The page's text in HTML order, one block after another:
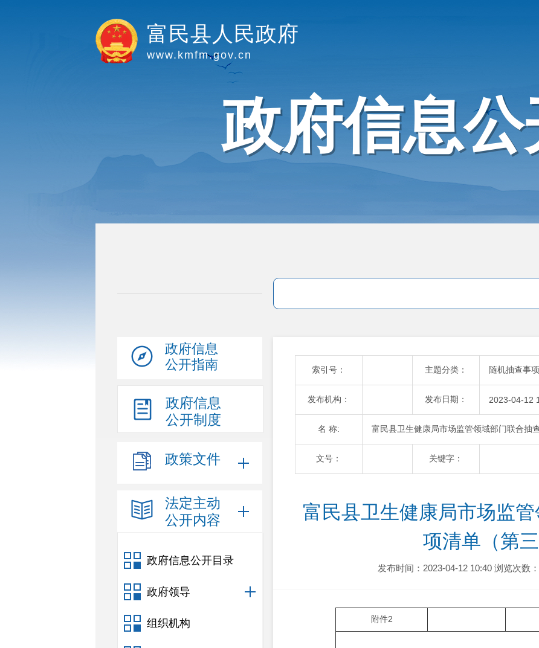
富民县人民政府
www.kmfm.gov.cn
政府信息公
政府信息
公开指南
政府信息
公开制度
政策文件
法定主动
公开内容
政府信息公开目录
政府领导
组织机构
索引号： 主题分类： 随机抽查事
发布机构： 发布日期： 2023-04-12
名 称: 富民县卫生健康局市场监管领域部门联合抽
文号： 关键字：
富民县卫生健康局市场监
项清单（第
发布时间：2023-04-12 10:40 浏览次数
附件2